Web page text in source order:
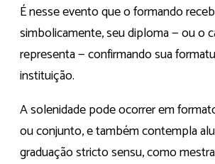
É nesse evento que o formando
simbolicamente, seu diploma — ou o
representa — confirmando sua
instituição.
A solenidade pode ocorrer em
ou conjunto, e também contempla
graduação stricto sensu, como